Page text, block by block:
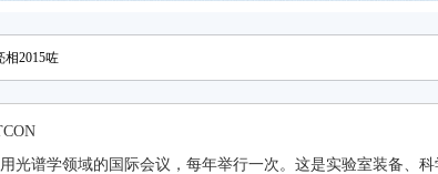
相2015咗
光谱学领域的国际会议，每年举行一次。这是实验室装备、